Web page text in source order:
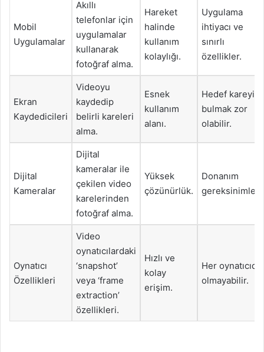
Mobil
Uygulamalar
Akıllı
telefonlar için
uygulamalar
kullanarak
fotoğraf alma.
Hareket
halinde
kullanım
kolaylığı.
Uygulama
ihtiyacı ve
sınırlı
özellikler.
Ekran
Kaydedicileri
Videoyu
kaydedip
belirli kareleri
alma.
Esnek
kullanım
alanı.
Hedef kareyi
bulmak zor
olabilir.
Dijital
Kameralar
Dijital
kameralar ile
çekilen video
karelerinden
fotoğraf alma.
Yüksek
çözünürlük.
Donanım
gereksinimleri.
Oynatıcı
Özellikleri
Video
oynatıcılardaki
‘snapshot’
veya ‘frame
extraction’
özellikleri.
Hızlı ve
kolay
erişim.
Her oynatıcıda
olmayabilir.